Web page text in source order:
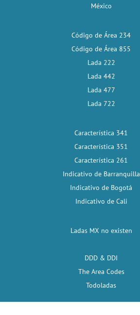
México
Código de Área 234
Código de Área 855
Lada 222
Lada 442
Lada 477
Lada 722
Característica 341
Característica 351
Característica 261
Indicativo de Barranquilla
Indicativo de Bogotá
Indicativo de Cali
Ladas MX no existen
DDD & DDI
The Area Codes
Todoladas